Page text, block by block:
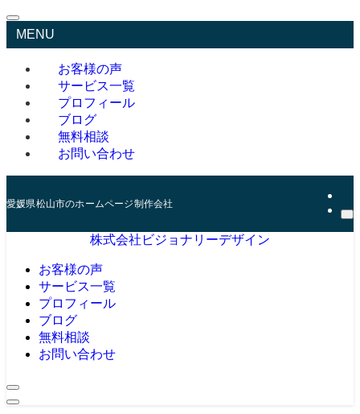
MENU
お客様の声
サービス一覧
プロフィール
ブログ
無料相談
お問い合わせ
愛媛県松山市のホームページ制作会社
株式会社ビジョナリーデザイン
お客様の声
サービス一覧
プロフィール
ブログ
無料相談
お問い合わせ